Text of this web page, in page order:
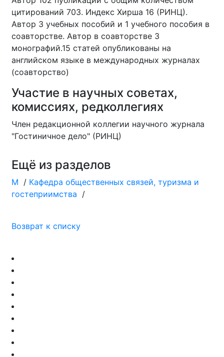
цитирований 703. Индекс Хирша 16 (РИНЦ).
Автор 3 учебных пособий и 1 учебного пособия в
соавторстве. Автор в соавторстве 3
монографий.15 статей опубликованы на
английском языке в международных журналах
(соавторство)
Участие в научных советах,
комиссиях, редколлегиях
Член редакционной коллегии научного журнала
"Гостиничное дело" (РИНЦ)
Ещё из разделов
М / Кафедра общественных связей, туризма и
гостеприимства /
Возврат к списку